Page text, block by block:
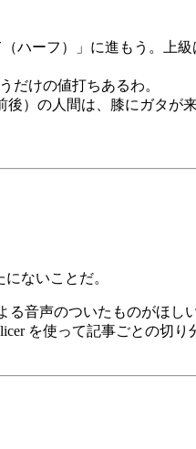
ハーフ）」に進もう。上
けの値打ちあるわ。
）の人間は、膝にガタ
ないことだ。
る音声のついたものがほ
を使って記事ごとの切り